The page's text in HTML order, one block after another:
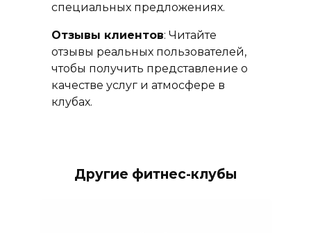
специальных предложениях.
Отзывы клиентов: Читайте
отзывы реальных пользователей,
чтобы получить представление о
качестве услуг и атмосфере в
клубах.
Другие фитнес-клубы